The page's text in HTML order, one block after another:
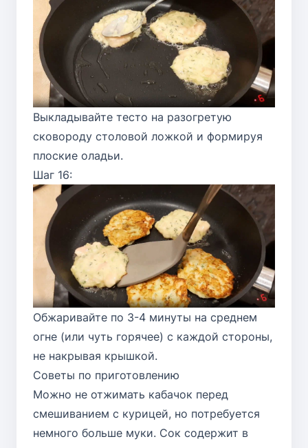
Выкладывайте тесто на разогретую
сковороду столовой ложкой и формируя
плоские оладьи.
Шаг 16:
Обжаривайте по 3-4 минуты на среднем
огне (или чуть горячее) с каждой стороны,
не накрывая крышкой.
Советы по приготовлению
Можно не отжимать кабачок перед
смешиванием с курицей, но потребуется
немного больше муки. Сок содержит в